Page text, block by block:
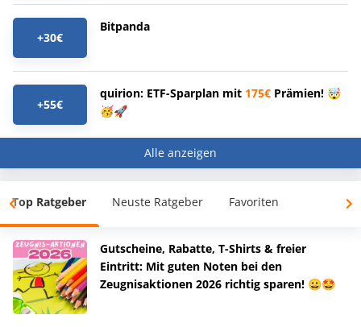
+30€
Bitpanda
+55€
quirion: ETF-Sparplan mit 175€ Prämien! 🤯
🥳🚀
Alle anzeigen
Top Ratgeber Neuste Ratgeber Favoriten
Gutscheine, Rabatte, T-Shirts & freier
Eintritt: Mit guten Noten bei den
Zeugnisaktionen 2026 richtig sparen! 😀🤩